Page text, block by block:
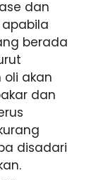
dan
berada
oli akan
dan
disadari